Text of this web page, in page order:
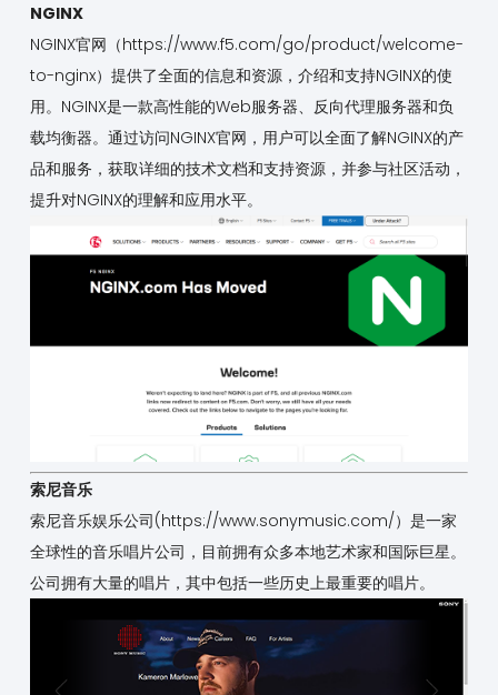
NGINX
NGINX官网（https://www.f5.com/go/product/welcome-
to-nginx）提供了全面的信息和资源，介绍和支持NGINX的使
用。NGINX是一款高性能的Web服务器、反向代理服务器和负
载均衡器。通过访问NGINX官网，用户可以全面了解NGINX的产
品和服务，获取详细的技术文档和支持资源，并参与社区活动，
提升对NGINX的理解和应用水平。
索尼音乐
索尼音乐娱乐公司(https://www.sonymusic.com/）是一家
全球性的音乐唱片公司，目前拥有众多本地艺术家和国际巨星。
公司拥有大量的唱片，其中包括一些历史上最重要的唱片。